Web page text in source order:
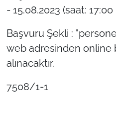
- 15.08.2023 (saat:
Başvuru Şekli :
web adresinden online
alınacaktır.
7508/1-1